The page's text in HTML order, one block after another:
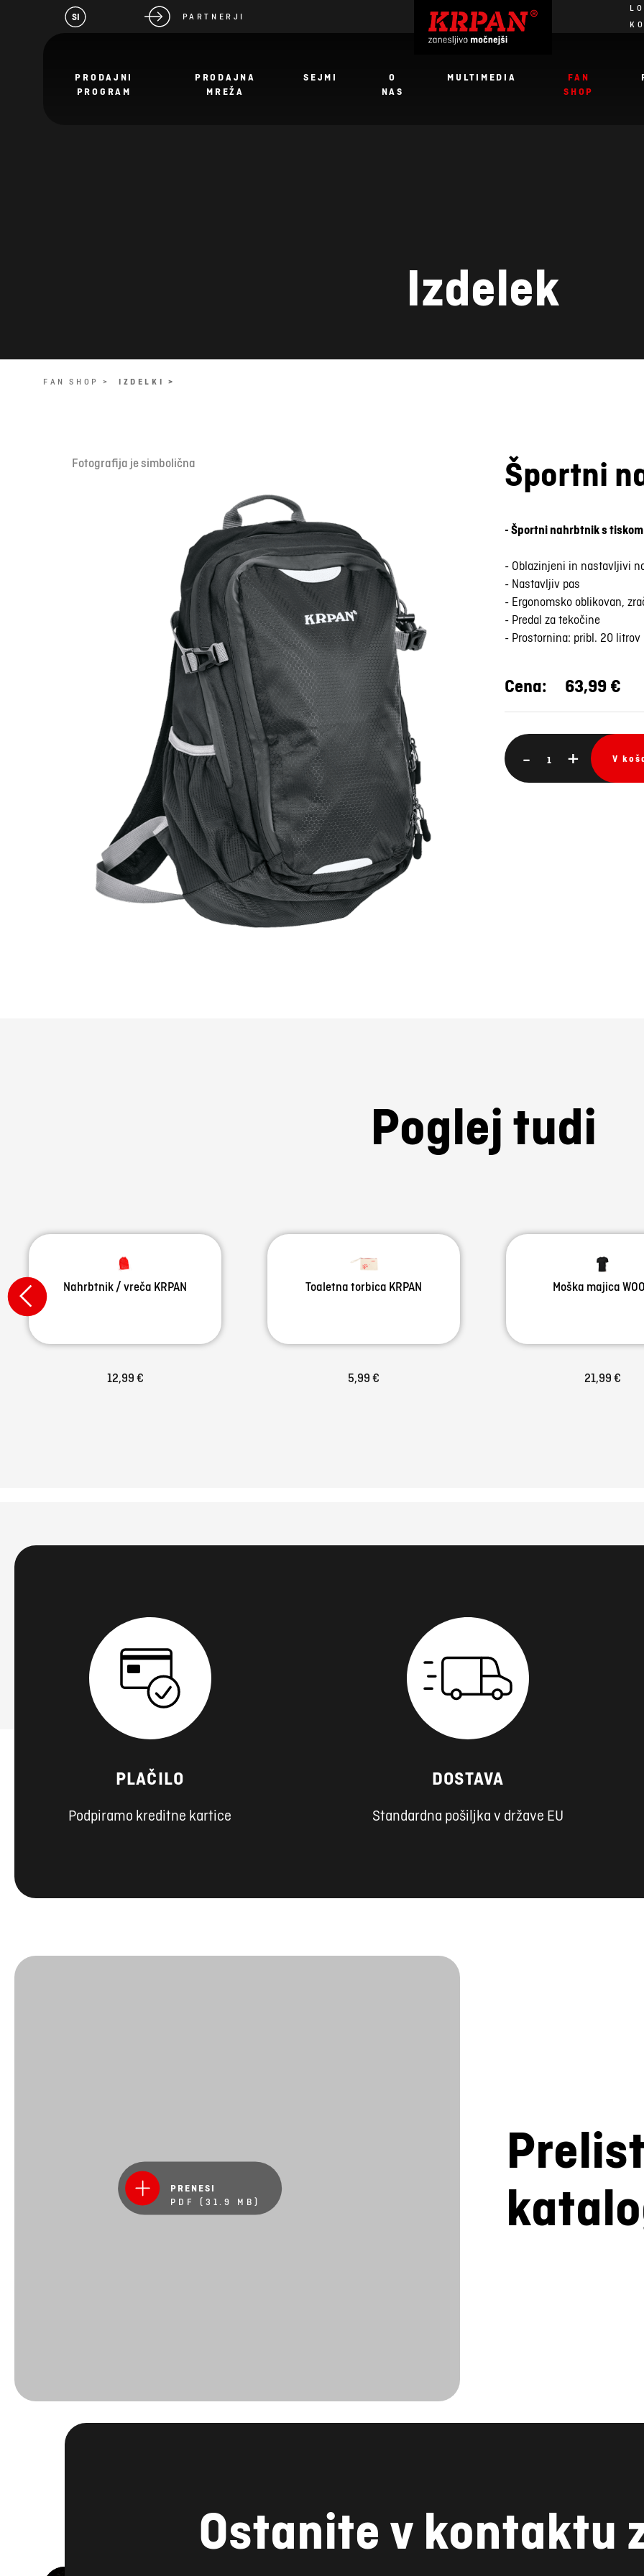
SI PARTNERJI
PRODAJNI
PROGRAM
PRODAJNA
MREŽA
SEJMI
O
NAS
MULTIMEDIA
FAN
SHOP
Izdelek
FAN SHOP > IZDELKI >
Fotografija je simbolična Športni
- Športni nahrbtnik s tiskom
- Oblazinjeni in nastavljivi
- Nastavljiv pas
- Ergonomsko oblikovan,
- Predal za tekočine
- Prostornina: pribl. 20 litrov
Cena: 63,99 €
- + V
Poglej tudi
Nahrbtnik / vreča KRPAN
12,99 €
Toaletna torbica KRPAN
5,99 €
Moška majica
21,99 €
PLAČILO
Podpiramo kreditne kartice
DOSTAVA
Standardna pošiljka v države EU
PRENESI
PDF (31.9 MB)
Ostanite v kontaktu